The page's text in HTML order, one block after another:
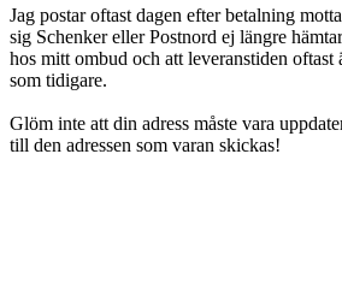
Jag postar oftast dagen efter betalning
sig Schenker eller Postnord ej längre
hos mitt ombud och att leveranstiden oftast
som tidigare.
Glöm inte att din adress måste vara
till den adressen som varan skickas!